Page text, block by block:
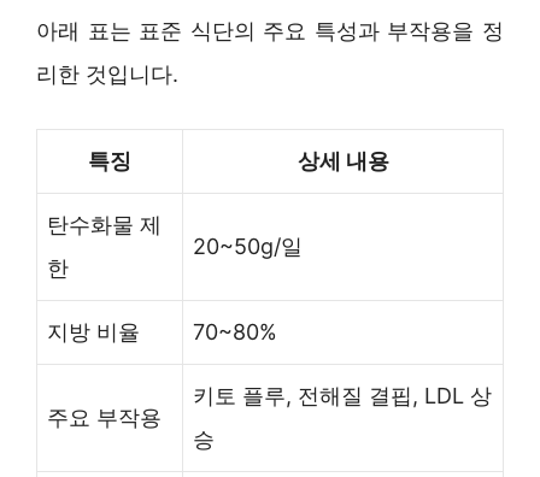
아래 표는 표준 식단의 주요 특성과 부작용을 정
리한 것입니다.
특징 상세 내용
탄수화물 제
한
20~50g/일
지방 비율 70~80%
주요 부작용
키토 플루, 전해질 결핍, LDL 상
승